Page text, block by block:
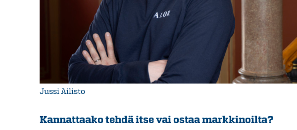
Jussi Ailisto
Kannattaako tehdä itse vai ostaa markkinoilta?